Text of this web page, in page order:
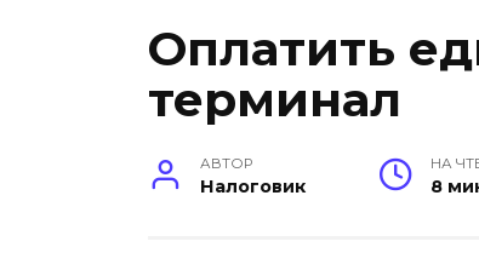
Оплатить
терминал
АВТОР
Налоговик
НА
8